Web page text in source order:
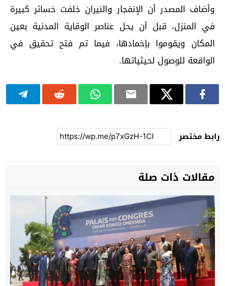
وأضاف المصدر أن الإنفجار والنيران خلفت خسائر كبيرة
في المنزل، قبل أن يحل عناصر الوقاية المدنية بعين
المكان ويقوموا بإخمادها، فيما تم فتح تحقيق في
الواقعة للوصول لحيثياتها.
رابط مختصر
مقالات ذات صلة